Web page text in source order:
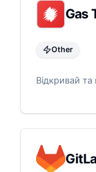
Gas
Other
Відкривай